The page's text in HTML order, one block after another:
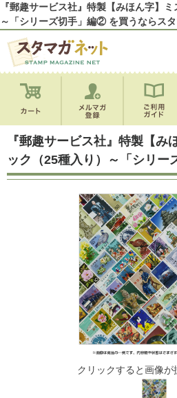
『郵趣サービス社』特製【みほん字】
～「シリーズ切手」編② を買うならスタ
『郵趣サービス社』特製【み
ック（25種入り）～「シリ
クリックすると画像が